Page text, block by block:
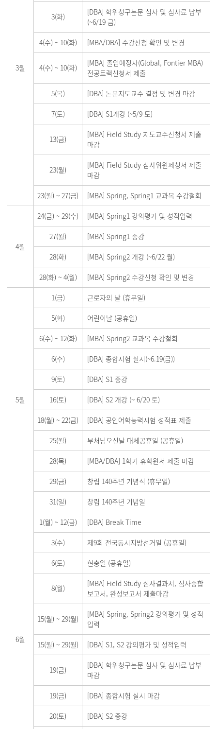
3월
3(화)
[DBA] 학위청구논문 심사 및 심사료 납부
(~6/19 금)
4(수) ~10(화) [MBA/DBA] 수강신청 확인 및 변경
4(수) ~10(화)
[MBA] 졸업예정자(Global, Fontier MBA)
전공트랙신청서 제출
5(목) [DBA] 논문지도교수 결정 및 변경 마감
7(토) [DBA] S1개강 (~5/9 토)
13(금)
[MBA] Field Study 지도교수신청서 제출
마감
23(월)
[MBA] Field Study 심사위원제청서 제출
마감
23(월) ~ 27(금) [MBA] Spring, Spring1 교과목 수강철회
4월
24(금) ~ 29(수) [MBA] Spring1 강의평가 및 성적입력
27(월) [MBA] Spring1 종강
28(화) [MBA] Spring2 개강 (~6/22 월)
28(화) ~4(월) [MBA] Spring2 수강신청 확인 및 변경
5월
1(금) 근로자의 날 (휴무일)
5(화) 어린이날 (공휴일)
6(수) ~12(화) [MBA] Spring2 교과목 수강철회
6(수) [DBA] 종합시험 실시(~6.19(금))
9(토) [DBA] S1 종강
16(토) [DBA] S2 개강 (~ 6/20 토)
18(월) ~ 22(금) [DBA] 공인어학능력시험 성적표 제출
25(월) 부처님오신날 대체공휴일 (공휴일)
28(목) [MBA/DBA] 1학기 휴학원서 제출 마감
29(금) 창립 140주년 기념식 (휴무일)
31(일) 창립 140주년 기념일
6월
1(월) ~12(금) [DBA] Break Time
3(수) 제9회 전국동시지방선거일 (공휴일)
6(토) 현충일 (공휴일)
8(월)
[MBA] Field Study 심사결과서, 심사종합
보고서, 완성보고서 제출마감
15(월) ~ 29(월)
[MBA] Spring, Spring2 강의평가 및 성적
입력
15(월) ~ 29(월) [DBA] S1, S2 강의평가 및 성적입력
19(금)
[DBA] 학위청구논문 심사 및 심사료 납부
마감
19(금) [DBA] 종합시험 실시 마감
20(토) [DBA] S2 종강